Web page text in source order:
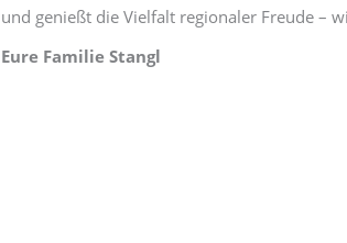
und genießt die Vielfalt regionaler Freude –
Eure Familie Stangl